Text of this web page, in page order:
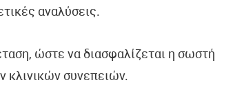
αναλύσεις.
ώστε να διασφαλίζεται η σωστή
κλινικών συνεπειών.